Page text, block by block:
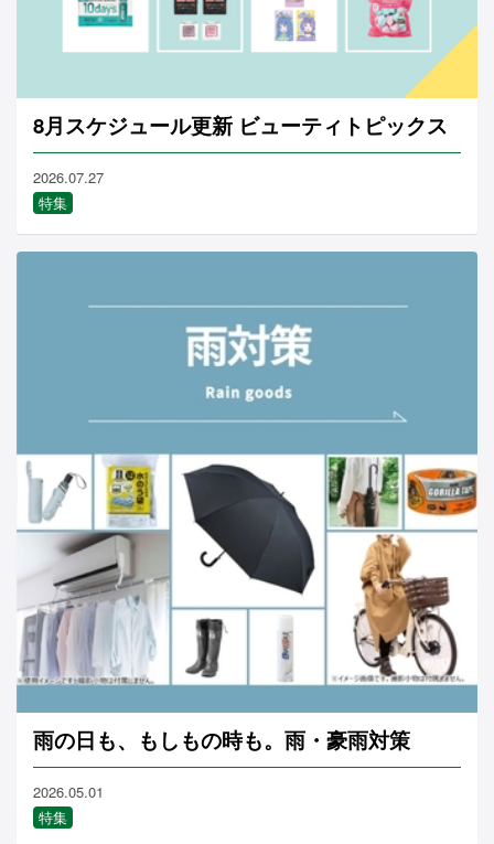
8月スケジュール更新 ビューティトピックス
2026.07.27
特集
雨の日も、もしもの時も。雨・豪雨対策
2026.05.01
特集